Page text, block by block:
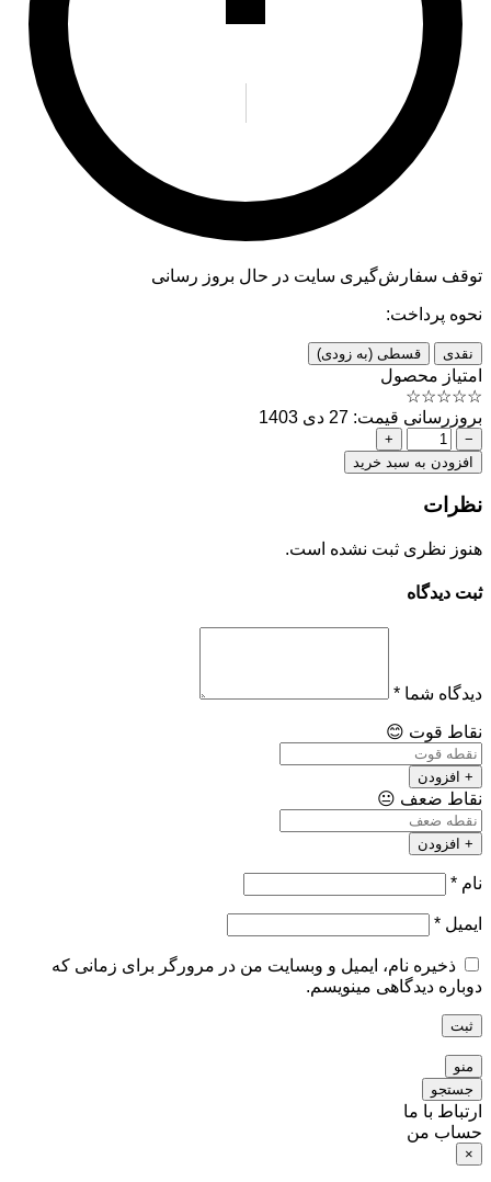
توقف سفارش‌گیری سایت در حال بروز رسانی
نحوه پرداخت:
نقدی قسطی (به زودی)
امتیاز محصول
☆
☆
☆
☆
☆
بروزرسانی قیمت: 27 دی 1403
−
+
افزودن به سبد خرید
نظرات
هنوز نظری ثبت نشده است.
ثبت دیدگاه
دیدگاه شما *
نقاط قوت 😊
+ افزودن
نقاط ضعف 😐
+ افزودن
نام *
ایمیل *
ذخیره نام، ایمیل و وبسایت من در مرورگر برای زمانی که
دوباره دیدگاهی مینویسم.
ثبت
منو
جستجو
ارتباط با ما
حساب من
×